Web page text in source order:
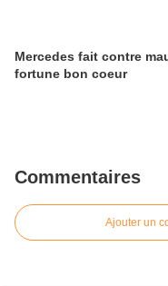
Mercedes fait contre
fortune bon coeur
Commentaires
Ajouter un